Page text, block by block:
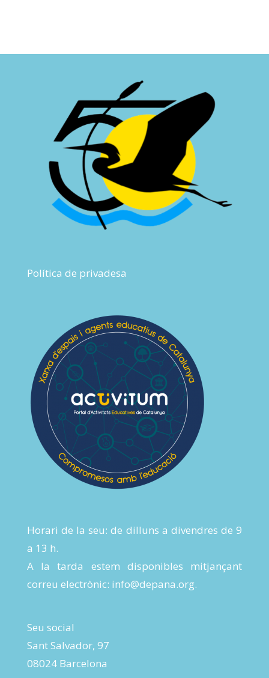
Política de privadesa
Horari de la seu: de dilluns a divendres de 9
a 13 h.
A la tarda estem disponibles mitjançant
correu electrònic: info@depana.org.
Seu social
Sant Salvador, 97
08024 Barcelona